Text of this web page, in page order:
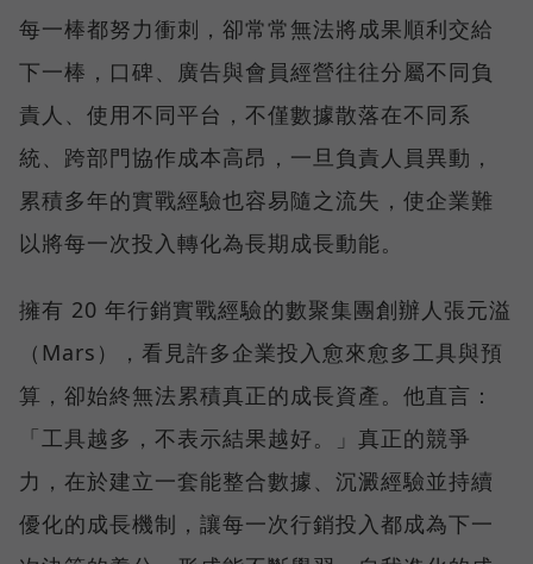
每一棒都努力衝刺，卻常常無法將成果順利交給
下一棒，口碑、廣告與會員經營往往分屬不同負
責人、使用不同平台，不僅數據散落在不同系
統、跨部門協作成本高昂，一旦負責人員異動，
累積多年的實戰經驗也容易隨之流失，使企業難
以將每一次投入轉化為長期成長動能。
擁有 20 年行銷實戰經驗的數聚集團創辦人張元溢
（Mars），看見許多企業投入愈來愈多工具與預
算，卻始終無法累積真正的成長資產。他直言：
「工具越多，不表示結果越好。」真正的競爭
力，在於建立一套能整合數據、沉澱經驗並持續
優化的成長機制，讓每一次行銷投入都成為下一